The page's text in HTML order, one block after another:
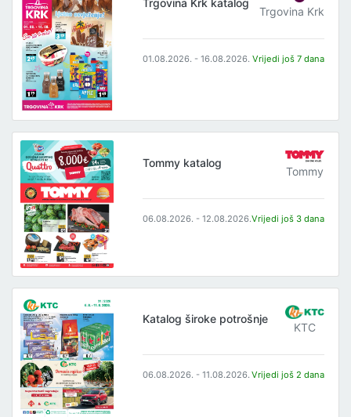
Trgovina Krk katalog
Trgovina Krk
01.08.2026. - 16.08.2026. Vrijedi još 7 dana
Tommy katalog
Tommy
06.08.2026. - 12.08.2026.Vrijedi još 3 dana
Katalog široke potrošnje
KTC
06.08.2026. - 11.08.2026. Vrijedi još 2 dana